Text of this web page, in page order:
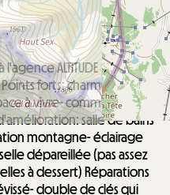
ALTITUDE
forts: charme
à vivre- commodités
salle de bains
montagne- éclairage
dépareillée (pas assez
à dessert) Réparations
double de clés qui